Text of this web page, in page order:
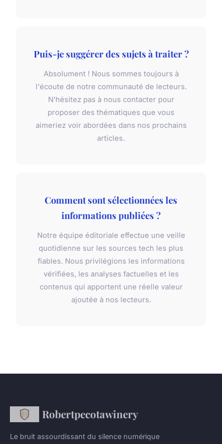
Puis-je suggérer des sujets à traiter ?
Absolument ! Nous sommes toujours à
l'écoute de notre communauté de lecteurs.
N'hésitez pas à nous contacter pour
proposer des thématiques que vous
aimeriez voir abordées dans nos prochains
articles.
Comment sont sélectionnées les
informations publiées ?
Notre équipe éditoriale effectue une veille
quotidienne sur les sources tech les plus
fiables. Nous privilégions les informations
vérifiées, les analyses factuelles et les
contenus qui apportent une réelle valeur
ajoutée à nos lecteurs.
Robertpecotawinery
Le bruit assourdissant du silence numérique